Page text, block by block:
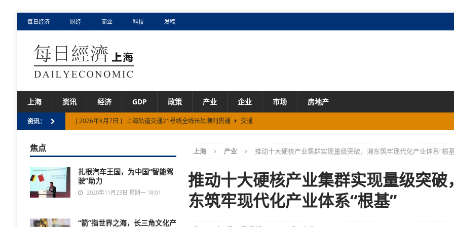
每日经济 财经 商业 科技 发稿
上海 资讯 经济 GDP 政策 产业 企业 市场 房地产
资讯： [ 2026年8月7日 ] 上海轨道交通21号线全线长轨顺利贯通
交通
[ 2026年8月6日 ] 构筑海内外游戏的交流桥梁：2026开拓芯游戏创享节圆满落幕
市场
[ 2026年8月6日 ] 上海市一体化示范区上半年GDP增6.3% 规上工业总产值增长7.2%
市场
[ 2026年8月7日 ] 上海市促进民营经济发展“十五五”规划发布 梯度培育 促进民企做大做优做强 市场
上海 产业 推动十大硬核产业集群实现量级突破，浦东筑牢现代化产业体系“根
推动十大硬核产业集群实现量级突破
东筑牢现代化产业体系“根基”
焦点
扎根汽车王国，为中国“智能驾
驶”助力
2020年11月23日 星期一 18:01
“箭”指世界之海，长三角文化产